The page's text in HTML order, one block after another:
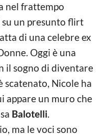
nel frattempo
un presunto flirt
di una celebre ex
Oggi è una
il sogno di diventare
scatenato, Nicole ha
appare un muro che
Balotelli.
ma le voci sono